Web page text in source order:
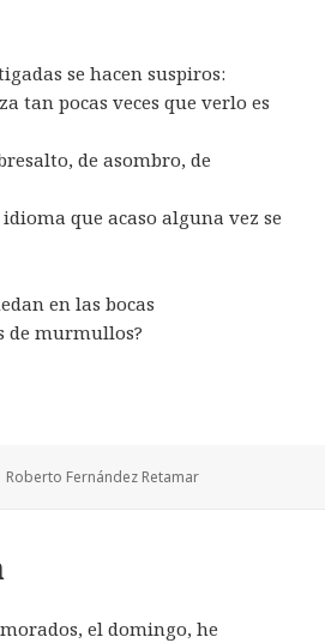
se hacen suspiros:
tan pocas veces que verlo es
de asombro, de
que acaso alguna vez se
en las bocas
murmullos?
Etiquetas
Roberto Fernández Retamar
el domingo, he